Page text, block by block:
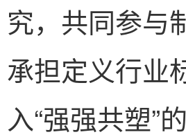
究，共同参与
承担定义行业
入“强强共塑”